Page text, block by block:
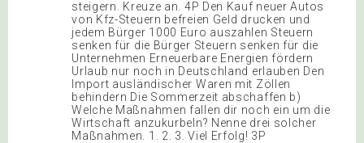
steigern. Kreuze an. 4P Den Kauf neuer Autos
von Kfz-Steuern befreien Geld drucken und
jedem Bürger 1000 Euro auszahlen Steuern
senken für die Bürger Steuern senken für die
Unternehmen Erneuerbare Energien fördern
Urlaub nur noch in Deutschland erlauben Den
Import ausländischer Waren mit Zöllen
behindern Die Sommerzeit abschaffen b)
Welche Maßnahmen fallen dir noch ein um die
Wirtschaft anzukurbeln? Nenne drei solcher
Maßnahmen. 1. 2. 3. Viel Erfolg! 3P